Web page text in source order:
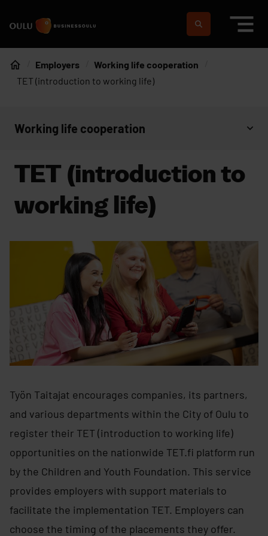
To home page
Suomeksi
In english
Home
Employers
Working life cooperation
TET (introduction to working life)
Open context menu
Working life cooperation
TET (introduction to
working life)
Työn Taitajat encourages companies, its partners,
and various departments within the City of Oulu to
register their TET (introduction to working life)
opportunities on the nationwide TET.fi platform run
by the Children and Youth Foundation. This service
provides employers with support materials to
facilitate the implementation TET. Employers can
choose the timing of the placements they offer.